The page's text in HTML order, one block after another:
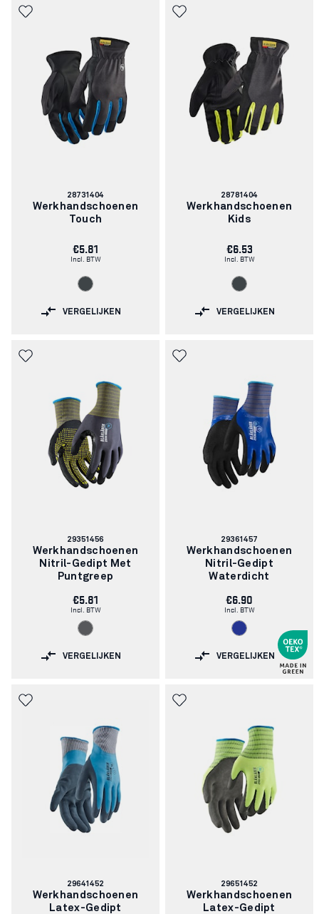
Artikelnummer:
28731404
Werkhandschoenen
Touch
€5.81
Incl. BTW
VERGELIJKEN
Artikelnummer:
28781404
Werkhandschoenen
Kids
€6.53
Incl. BTW
VERGELIJKEN
Artikelnummer:
29351456
Werkhandschoenen
Nitril-Gedipt Met
Puntgreep
€5.81
Incl. BTW
VERGELIJKEN
Artikelnummer:
29361457
Werkhandschoenen
Nitril-Gedipt
Waterdicht
€6.90
Incl. BTW
VERGELIJKEN
Artikelnummer:
29641452
Werkhandschoenen
Latex-Gedipt
Artikelnummer:
29651452
Werkhandschoenen
Latex-Gedipt